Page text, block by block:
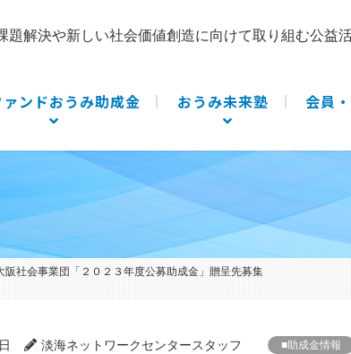
題解決や新しい社会価値創造に向けて取り組む公益
ンドおうみ助成金 おうみ未来塾 会員
阪社会事業団「２０２３年度公募助成金」贈呈先募集
淡海ネットワークセンタースタッフ ■助成金情報